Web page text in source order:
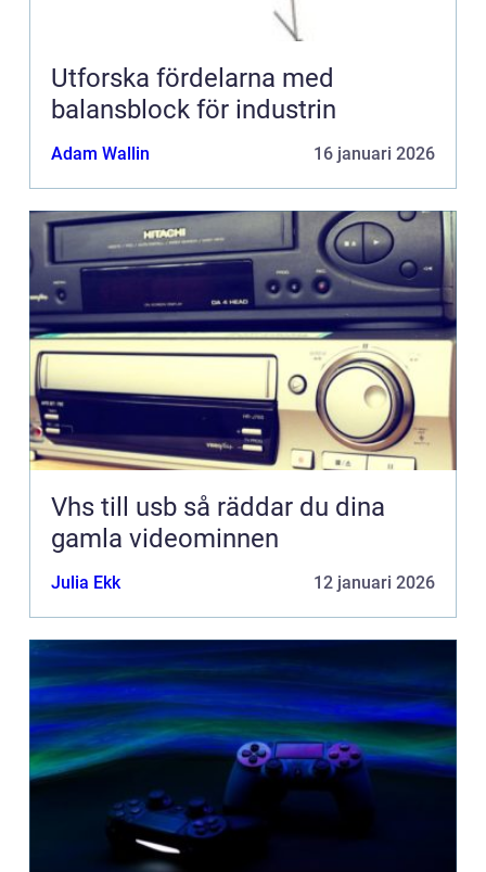
Utforska fördelarna med
balansblock för industrin
Adam Wallin 16 januari 2026
Vhs till usb så räddar du dina
gamla videominnen
Julia Ekk 12 januari 2026